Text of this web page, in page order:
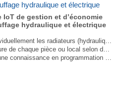
IoT de gestion et d’économie
hydraulique et électrique
Pilotez à distance et individuellement les radiateurs (hydrauliques et électriques) d'une entreprise, d'un bâtiment ou d'une copropriété ;
Automatisez la température de chaque pièce ou local selon des scénarios horaires, calendaires (week-end, vacances, ...), présentiels et incidentiels ;
Simple d'utilisation : aucune connaissance en programmation requise